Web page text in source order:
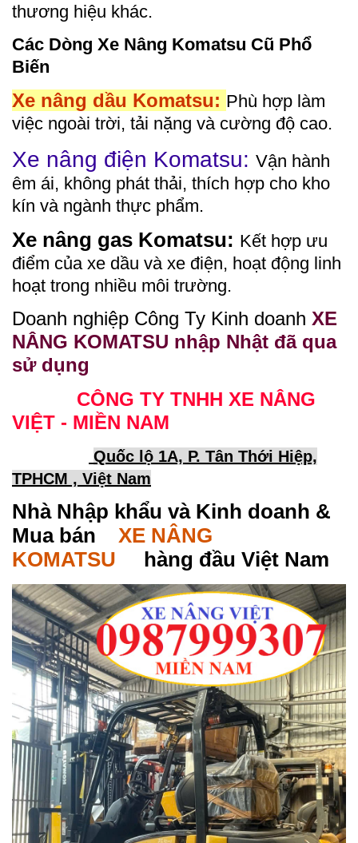
thương hiệu khác.
Các Dòng Xe Nâng Komatsu Cũ Phổ
Biến
Xe nâng dầu Komatsu: Phù hợp làm
việc ngoài trời, tải nặng và cường độ cao.
Xe nâng điện Komatsu: Vận hành
êm ái, không phát thải, thích hợp cho kho
kín và ngành thực phẩm.
Xe nâng gas Komatsu: Kết hợp ưu
điểm của xe dầu và xe điện, hoạt động linh
hoạt trong nhiều môi trường.
Doanh nghiệp Công Ty Kinh doanh XE
NÂNG KOMATSU nhập Nhật đã qua
sử dụng
CÔNG TY TNHH XE NÂNG
VIỆT - MIỀN NAM
Quốc lộ 1A, P. Tân Thới Hiệp,
TPHCM , Việt Nam
Nhà Nhập khẩu và Kinh doanh &
Mua bán XE NÂNG
KOMATSU hàng đầu Việt Nam